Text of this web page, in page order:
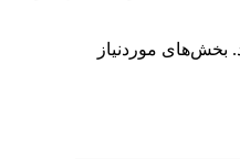
بخش‌های موردنیاز